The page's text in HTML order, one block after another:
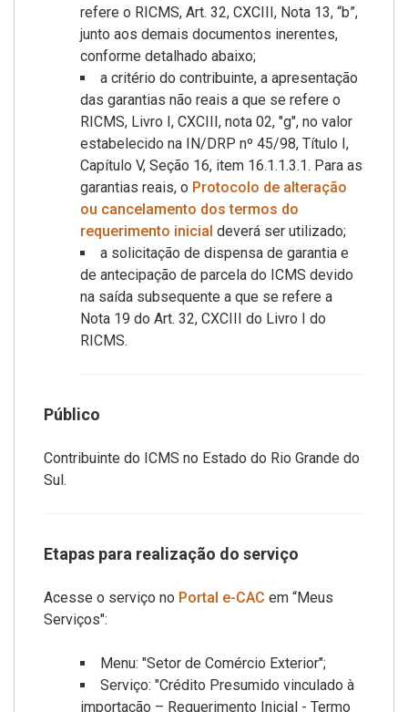
refere o RICMS, Art. 32, CXCIII, Nota 13, “b”,
junto aos demais documentos inerentes,
conforme detalhado abaixo;
a critério do contribuinte, a apresentação
das garantias não reais a que se refere o
RICMS, Livro I, CXCIII, nota 02, "g", no valor
estabelecido na IN/DRP nº 45/98, Título I,
Capítulo V, Seção 16, item 16.1.1.3.1. Para as
garantias reais, o Protocolo de alteração
ou cancelamento dos termos do
requerimento inicial deverá ser utilizado;
a solicitação de dispensa de garantia e
de antecipação de parcela do ICMS devido
na saída subsequente a que se refere a
Nota 19 do Art. 32, CXCIII do Livro I do
RICMS.
Público
Contribuinte do ICMS no Estado do Rio Grande do
Sul.
Etapas para realização do serviço
Acesse o serviço no Portal e-CAC em “Meus
Serviços":
Menu: "Setor de Comércio Exterior";
Serviço: "Crédito Presumido vinculado à
importação – Requerimento Inicial - Termo